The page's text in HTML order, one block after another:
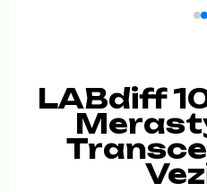
LABdiff